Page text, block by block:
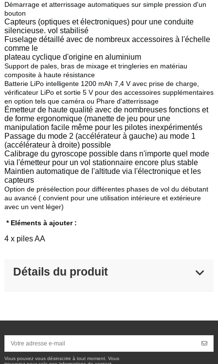
Démarrage et atterrissage automatiques sur simple pression d'un
bouton
Capteurs (optiques et électroniques) pour une conduite
silencieuse. vol stabilisé
Fuselage détaillé avec de nombreux accessoires à l'échelle
comme le
plateau cyclique d'origine en aluminium
Support de pales, bras de mixage et tringleries en matériau
composite à haute résistance
Batterie LiPo intelligente 1200 mAh 7,4 V avec prise de charge,
vérificateur LiPo et sortie 5 V pour des accessoires supplémentaires
en option tels que caméra ou Phare d'atterrissage
Émetteur de haute qualité avec de nombreuses fonctions et
de forme ergonomique (manette de jeu pour une
manipulation facile même pour les pilotes inexpérimentés
Passage du mode 2 (accélérateur à gauche) au mode 1
(accélérateur à droite) possible
Calibrage du gyroscope possible dans n'importe quel mode
via l'émetteur pour un vol stationnaire encore plus stable
Maintien automatique de l'altitude via l'électronique et les
capteurs
Option de présélection pour différentes phases de vol du débutant
au avancé ( convient pour une utilisation intérieure et extérieure
avec un vent léger)
* Eléments à ajouter :
4 x piles AA
Détails du produit
Vous pouvez vous désinscrire à tout moment. Vous